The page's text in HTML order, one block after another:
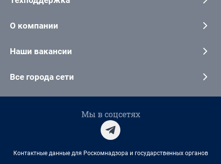
О компании
Наши вакансии
Все города сети
Мы в соцсетях
Контактные данные для Роскомнадзора и государственных органов